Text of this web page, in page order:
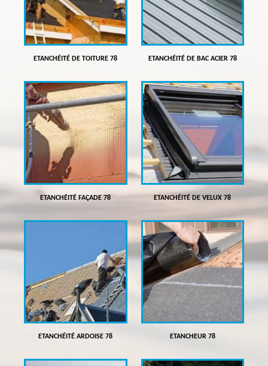
ETANCHÉITÉ DE TOITURE 78 ETANCHÉITÉ DE BAC ACIER 78
ETANCHÉITÉ FAÇADE 78 ETANCHÉITÉ DE VELUX 78
ETANCHÉITÉ ARDOISE 78 ETANCHEUR 78